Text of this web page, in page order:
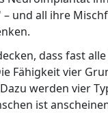
und all ihre
dass fast
Fähigkeit vier
werden vier
ist